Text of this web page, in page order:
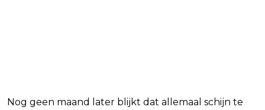
Nog geen maand later blijkt dat allemaal schijn te